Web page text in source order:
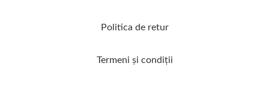
Politica de retur
Termeni şi condiţii